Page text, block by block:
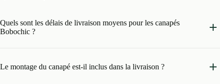
Quels sont les délais de livraison moyens pour les canapés
Bobochic ?
Le montage du canapé est-il inclus dans la livraison ?